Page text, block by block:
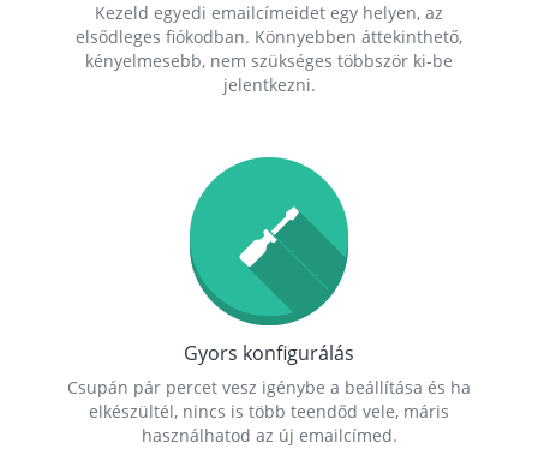
Kezeld egyedi emailcímeidet egy helyen, az
elsődleges fiókodban. Könnyebben áttekinthető,
kényelmesebb, nem szükséges többször ki-be
jelentkezni.
Gyors konfigurálás
Csupán pár percet vesz igénybe a beállítása és ha
elkészültél, nincs is több teendőd vele, máris
használhatod az új emailcímed.